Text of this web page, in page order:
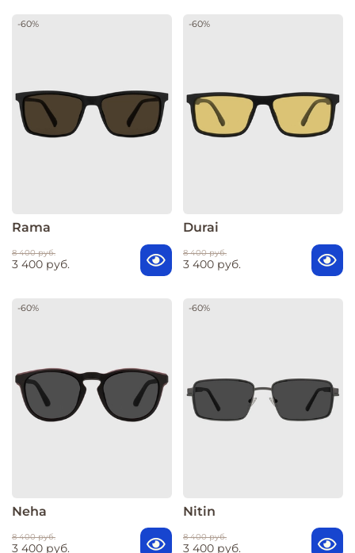
-60%
Rama
8 400 руб.
3 400 руб.
-60%
Durai
8 400 руб.
3 400 руб.
-60%
Neha
8 400 руб.
3 400 руб.
-60%
Nitin
8 400 руб.
3 400 руб.